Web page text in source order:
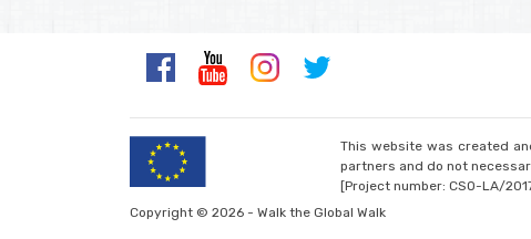
This website was created
partners and do not
[Project number: CSO-LA/
Copyright © 2026 - Walk the Global Walk